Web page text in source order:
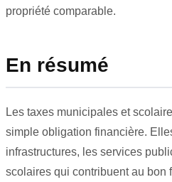
propriété comparable.
En résumé
Les taxes municipales et
simple obligation financière.
infrastructures, les services
scolaires qui contribuent au bon